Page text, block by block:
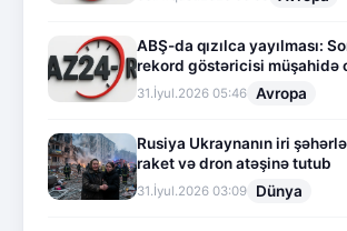
ABŞ-da qızılca yayılması:
rekord göstəricisi müşahidə
31.İyul.2026 05:46 Avropa
Rusiya Ukraynanın iri
raket və dron atəşinə tutub
31.İyul.2026 03:09 Dünya